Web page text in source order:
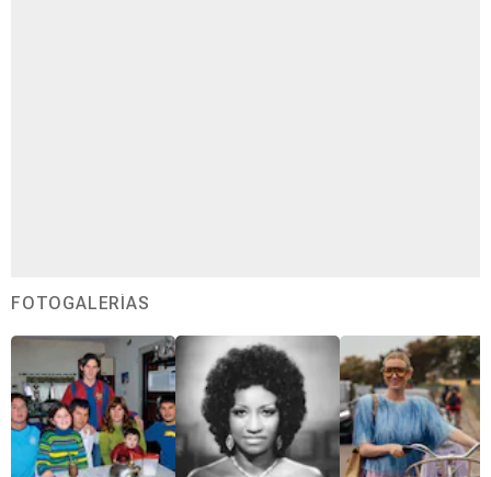
FOTOGALERÍAS